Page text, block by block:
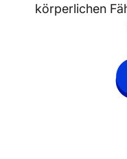
körperlichen